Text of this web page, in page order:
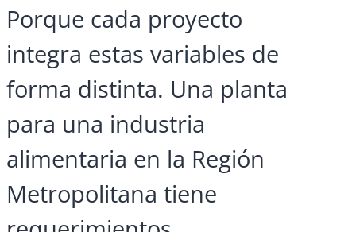
Porque cada proyecto
integra estas variables de
forma distinta. Una planta
para una industria
alimentaria en la Región
Metropolitana tiene